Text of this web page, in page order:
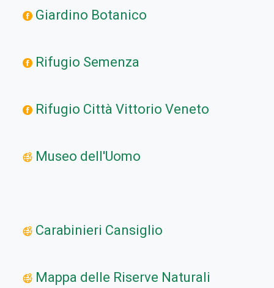
Giardino Botanico
Rifugio Semenza
Rifugio Città Vittorio Veneto
Museo dell'Uomo
Carabinieri Cansiglio
Mappa delle Riserve Naturali